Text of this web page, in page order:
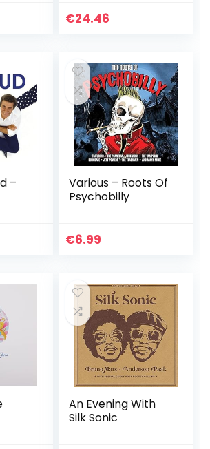
€24.46
–
Various – Roots Of
Psychobilly
€6.99
An Evening With
Silk Sonic